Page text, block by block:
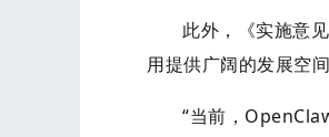
此外，《实施意
用提供广阔的发展空间
“当前，